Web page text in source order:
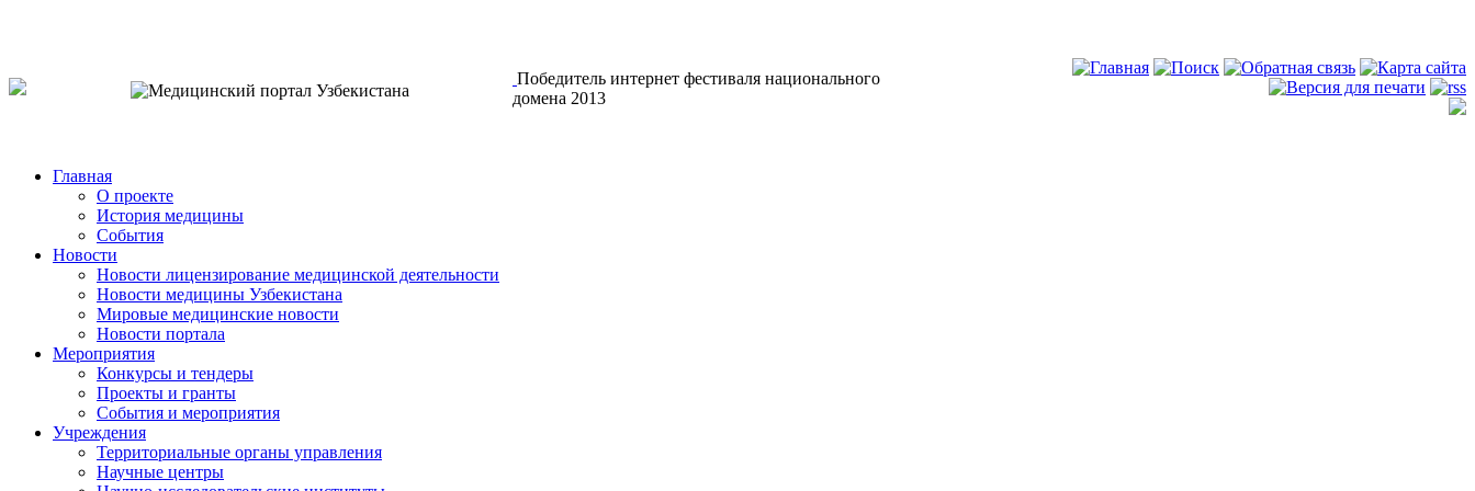
Победитель интернет фестиваля национального
домена 2013
Главная
О проекте
История медицины
События
Новости
Новости лицензирование медицинской деятельности
Новости медицины Узбекистана
Мировые медицинские новости
Новости портала
Мероприятия
Конкурсы и тендеры
Проекты и гранты
События и мероприятия
Учреждения
Территориальные органы управления
Научные центры